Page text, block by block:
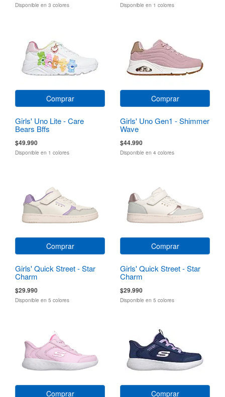
Disponible en 3 colores Disponible en 1 colores
Comprar
Girls' Uno Lite - Care
Bears Bffs
$49.990
Disponible en 1 colores
Comprar
Girls' Uno Gen1 - Shimmer
Wave
$44.990
Disponible en 4 colores
Comprar
Girls' Quick Street - Star
Charm
$29.990
Disponible en 5 colores
Comprar
Girls' Quick Street - Star
Charm
$29.990
Disponible en 5 colores
Comprar Comprar